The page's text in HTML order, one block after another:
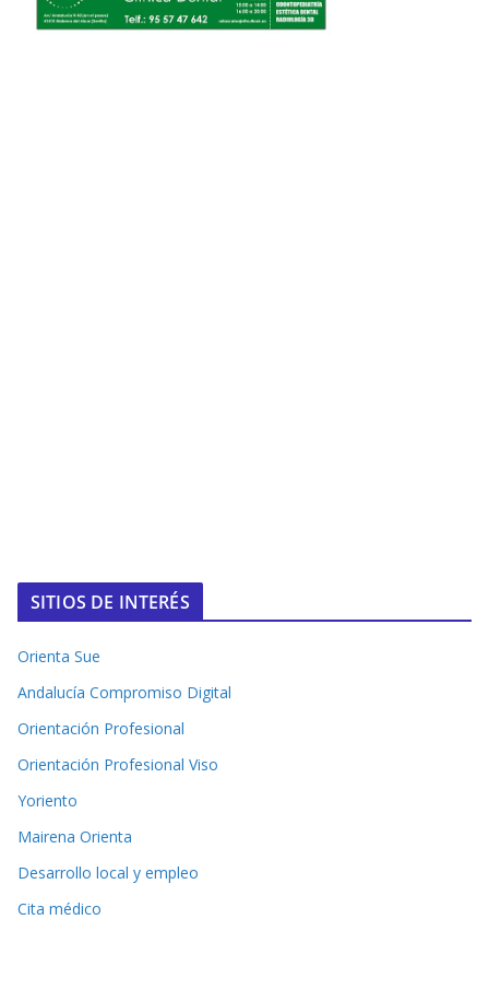
SITIOS DE INTERÉS
Orienta Sue
Andalucía Compromiso Digital
Orientación Profesional
Orientación Profesional Viso
Yoriento
Mairena Orienta
Desarrollo local y empleo
Cita médico